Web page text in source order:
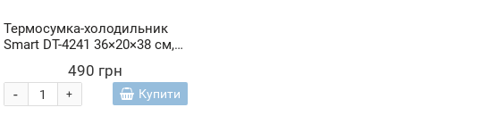
Термосумка-холодильник
Smart DT-4241 36×20×38 см,
490 грн
+
- Купити